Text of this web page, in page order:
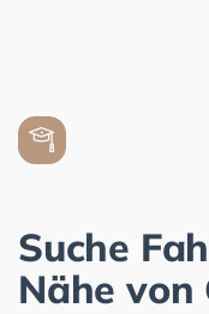
Suche
Nähe von